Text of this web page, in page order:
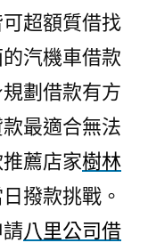
超額質借找
汽機車借款
劃借款有方
最適合無法
薦店家樹林
撥款挑戰。
八里公司借